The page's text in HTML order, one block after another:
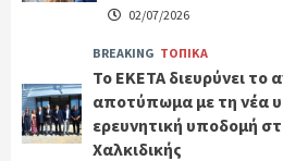
02/07/2026
BREAKING ΤΟΠΙΚΑ
Το ΕΚΕΤΑ διευρύνει το
αποτύπωμα με τη νέα
ερευνητική υποδομή
Χαλκιδικής